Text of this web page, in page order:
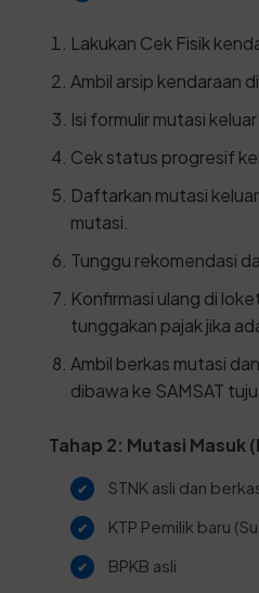
Lakukan Cek Fisik
Ambil arsip kendaraan
Isi formulir mutasi
Cek status progresif
Daftarkan mutasi
mutasi.
Tunggu rekomendasi
Konfirmasi ulang di
tunggakan pajak jika
Ambil berkas mutasi
dibawa ke SAMSAT
Tahap 2: Mutasi Masuk
STNK asli dan
KTP Pemilik baru
BPKB asli